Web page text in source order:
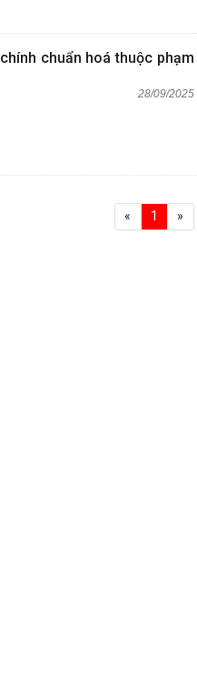
chuẩn hoá thuộc phạm
28/09/2025
« 1 »